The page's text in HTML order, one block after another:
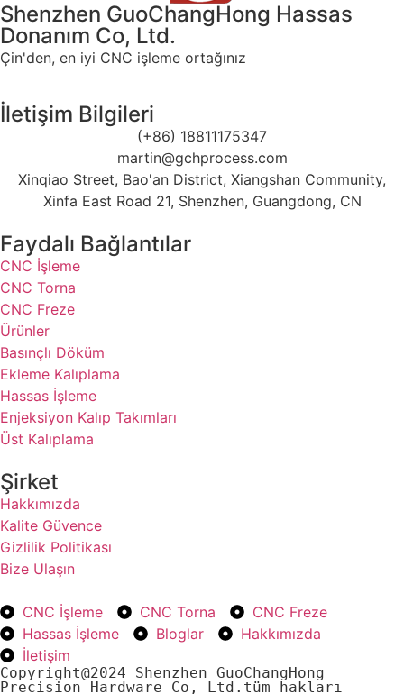
Shenzhen GuoChangHong Hassas
Donanım Co, Ltd.
Çin'den, en iyi CNC işleme ortağınız
İletişim Bilgileri
(+86) 18811175347
martin@gchprocess.com
Xinqiao Street, Bao'an District, Xiangshan Community,
Xinfa East Road 21, Shenzhen, Guangdong, CN
Faydalı Bağlantılar
CNC İşleme
CNC Torna
CNC Freze
Ürünler
Basınçlı Döküm
Ekleme Kalıplama
Hassas İşleme
Enjeksiyon Kalıp Takımları
Üst Kalıplama
Şirket
Hakkımızda
Kalite Güvence
Gizlilik Politikası
Bize Ulaşın
CNC İşleme CNC Torna
CNC Freze
Hassas İşleme
Bloglar
Hakkımızda
İletişim
Copyright@2024 Shenzhen GuoChangHong
Precision Hardware Co, Ltd.tüm hakları